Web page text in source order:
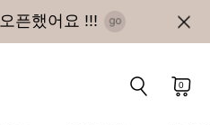
픈했어요 !!!
0